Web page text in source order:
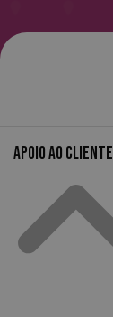
Apoio ao cliente